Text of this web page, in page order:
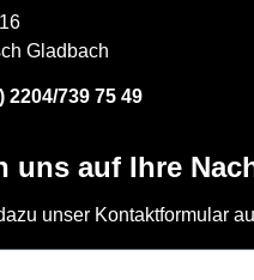
Gladbach
2204/739 75 49
uns auf Ihre
unser Kontaktformular